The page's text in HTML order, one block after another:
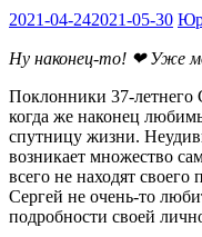
2021-04-242021-05-30
Ну наконец-то! ❤ Уже
Поклонники 37-летнего
когда же наконец
спутницу жизни.
возникает множество
всего не находят
Сергей не очень-то
подробности своей